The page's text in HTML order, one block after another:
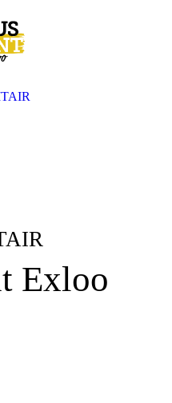
Exloo